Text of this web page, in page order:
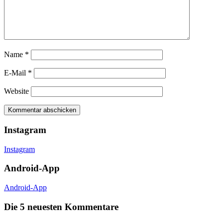
Name *
E-Mail *
Website
Instagram
Instagram
Android-App
Android-App
Die 5 neuesten Kommentare